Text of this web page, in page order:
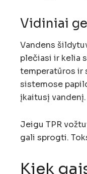
Vidiniai
Vandens
plečiasi ir kelia
temperatūros ir
sistemose
įkaitusį vandenį.
Jeigu TPR
gali sprogti.
Kiek